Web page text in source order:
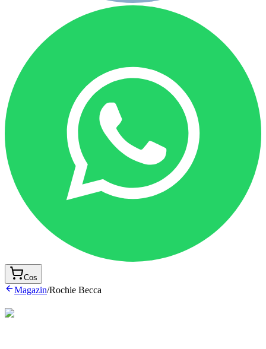
Cos
Magazin/Rochie Becca